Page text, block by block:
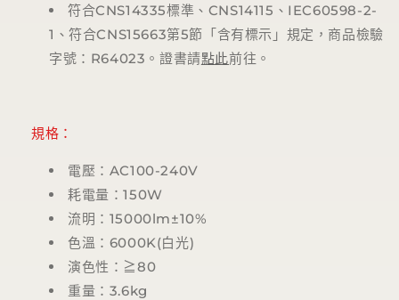
符合CNS14335標準、 CNS14115 、 IEC60598-2-
1 、符合CNS15663第5節「含有標示」規定，商品檢驗
字號： R64023 。證書請點此前往。
規格：
電壓： AC100-240V
耗電量：150W
流明： 15000lm±10%
色溫： 6000K(白光)
演色性：≧80
重量： 3.6kg